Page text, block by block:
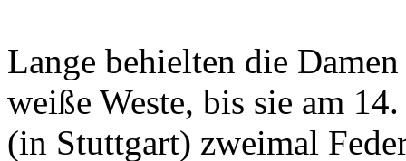
Lange behielten die
weiße Weste, bis sie am
(in Stuttgart) zweimal